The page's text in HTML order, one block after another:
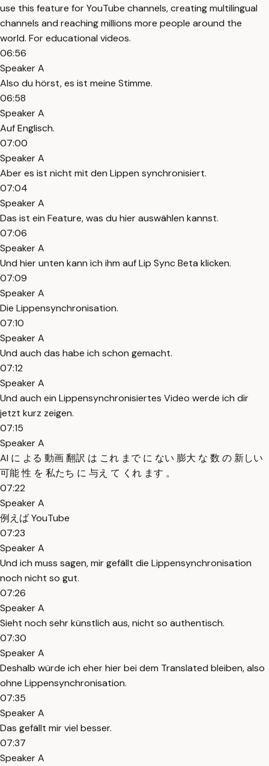
use this feature for YouTube channels, creating multilingual
channels and reaching millions more people around the
world. For educational videos.
06:56
Speaker A
Also du hörst, es ist meine Stimme.
06:58
Speaker A
Auf Englisch.
07:00
Speaker A
Aber es ist nicht mit den Lippen synchronisiert.
07:04
Speaker A
Das ist ein Feature, was du hier auswählen kannst.
07:06
Speaker A
Und hier unten kann ich ihm auf Lip Sync Beta klicken.
07:09
Speaker A
Die Lippensynchronisation.
07:10
Speaker A
Und auch das habe ich schon gemacht.
07:12
Speaker A
Und auch ein Lippensynchronisiertes Video werde ich dir
jetzt kurz zeigen.
07:15
Speaker A
AI に よる 動画 翻訳 は これ まで に ない 膨大 な 数 の 新しい
可能 性 を 私たち に 与え て くれ ます 。
07:22
Speaker A
例えば YouTube
07:23
Speaker A
Und ich muss sagen, mir gefällt die Lippensynchronisation
noch nicht so gut.
07:26
Speaker A
Sieht noch sehr künstlich aus, nicht so authentisch.
07:30
Speaker A
Deshalb würde ich eher hier bei dem Translated bleiben, also
ohne Lippensynchronisation.
07:35
Speaker A
Das gefällt mir viel besser.
07:37
Speaker A